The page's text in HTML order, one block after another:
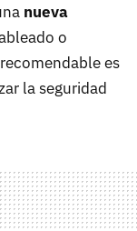
nueva
o
es
la seguridad